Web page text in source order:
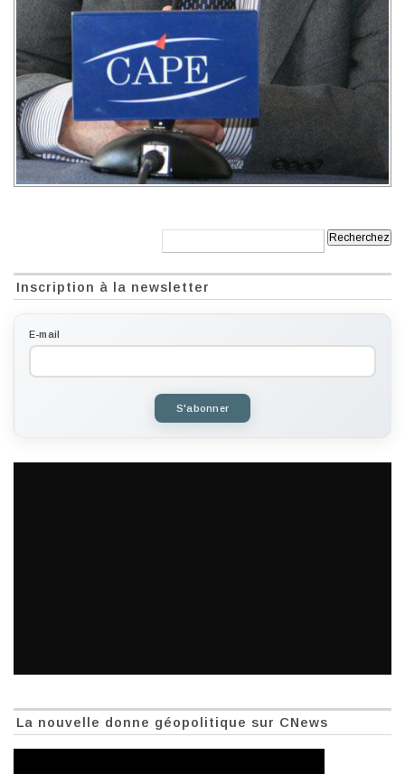
Inscription à la newsletter
E-mail
S'abonner
La nouvelle donne géopolitique sur CNews